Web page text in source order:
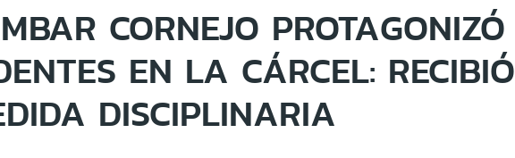
CORNEJO PROTAGONIZÓ
EN LA CÁRCEL: RECIBIÓ
DISCIPLINARIA